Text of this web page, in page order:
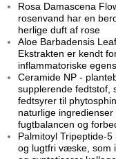
Rosa Damascena
rosenvand har en
herlige duft af rose
Aloe Barbadensis
Ekstrakten er kendt
inflammatoriske
Ceramide NP -
supplerende
fedtsyrer til
naturlige
fugtbalancen og
Palmitoyl Tripeptide-
og lugtfri væske, som